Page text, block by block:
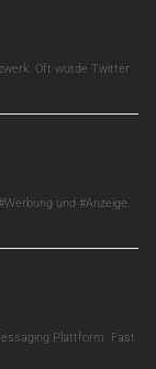
Oft wurde Twitter
und #Anzeige.
Plattform. Fast